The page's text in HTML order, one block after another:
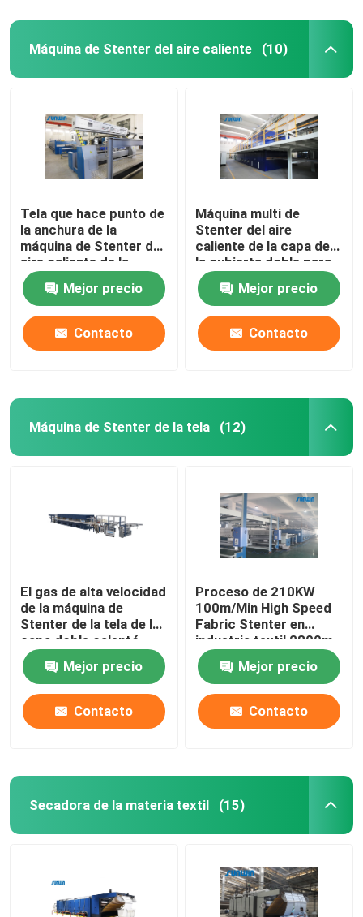
Máquina de Stenter del aire caliente (10)
Tela que hace punto de
la anchura de la
máquina de Stenter del
aire caliente de la
velocidad del CE que
acaba 2400m m
Mejor precio
Contacto
Máquina multi de
Stenter del aire
caliente de la capa de
la cubierta doble para
las telas tejidas del
punto Mejor precio
Contacto
Máquina de Stenter de la tela (12)
El gas de alta velocidad
de la máquina de
Stenter de la tela de la
capa doble calentó
para la tela del punto
Mejor precio
Contacto
Proceso de 210KW
100m/Min High Speed
Fabric Stenter en
industria textil 2800m
m
Mejor precio
Contacto
Secadora de la materia textil (15)